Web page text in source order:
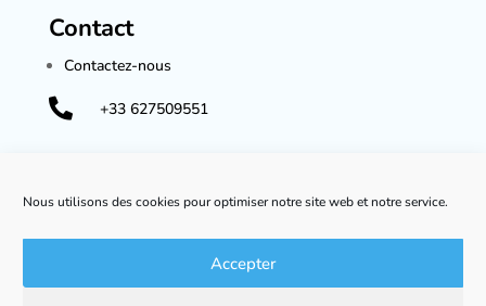
Nous utilisons des cookies pour optimiser notre site web et notre service.
Accepter
Contact
Contactez-nous
 +33 627509551
Copyright © 2021 DMSC Immobilier | Réalisé avec ❤️ par
ACD-INC